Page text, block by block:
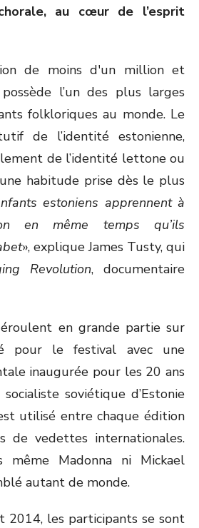
au cœur de l’esprit
de moins d'un million et
l’un des plus larges
folkloriques au monde. Le
de l’identité estonienne,
de l’identité lettone ou
une habitude prise dès le plus
estoniens apprennent à
en même temps qu’ils
», explique James Tusty, qui
Revolution, documentaire
en grande partie sur
pour le festival avec une
inaugurée pour les 20 ans
soviétique d’Estonie
utilisé entre chaque édition
de vedettes internationales.
même Madonna ni Mickael
autant de monde.
2014, les participants se sont